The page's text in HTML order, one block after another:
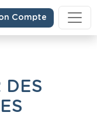
Compte
DES